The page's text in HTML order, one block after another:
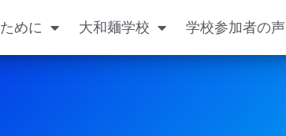
めに 大和麺学校 学校参加者の声